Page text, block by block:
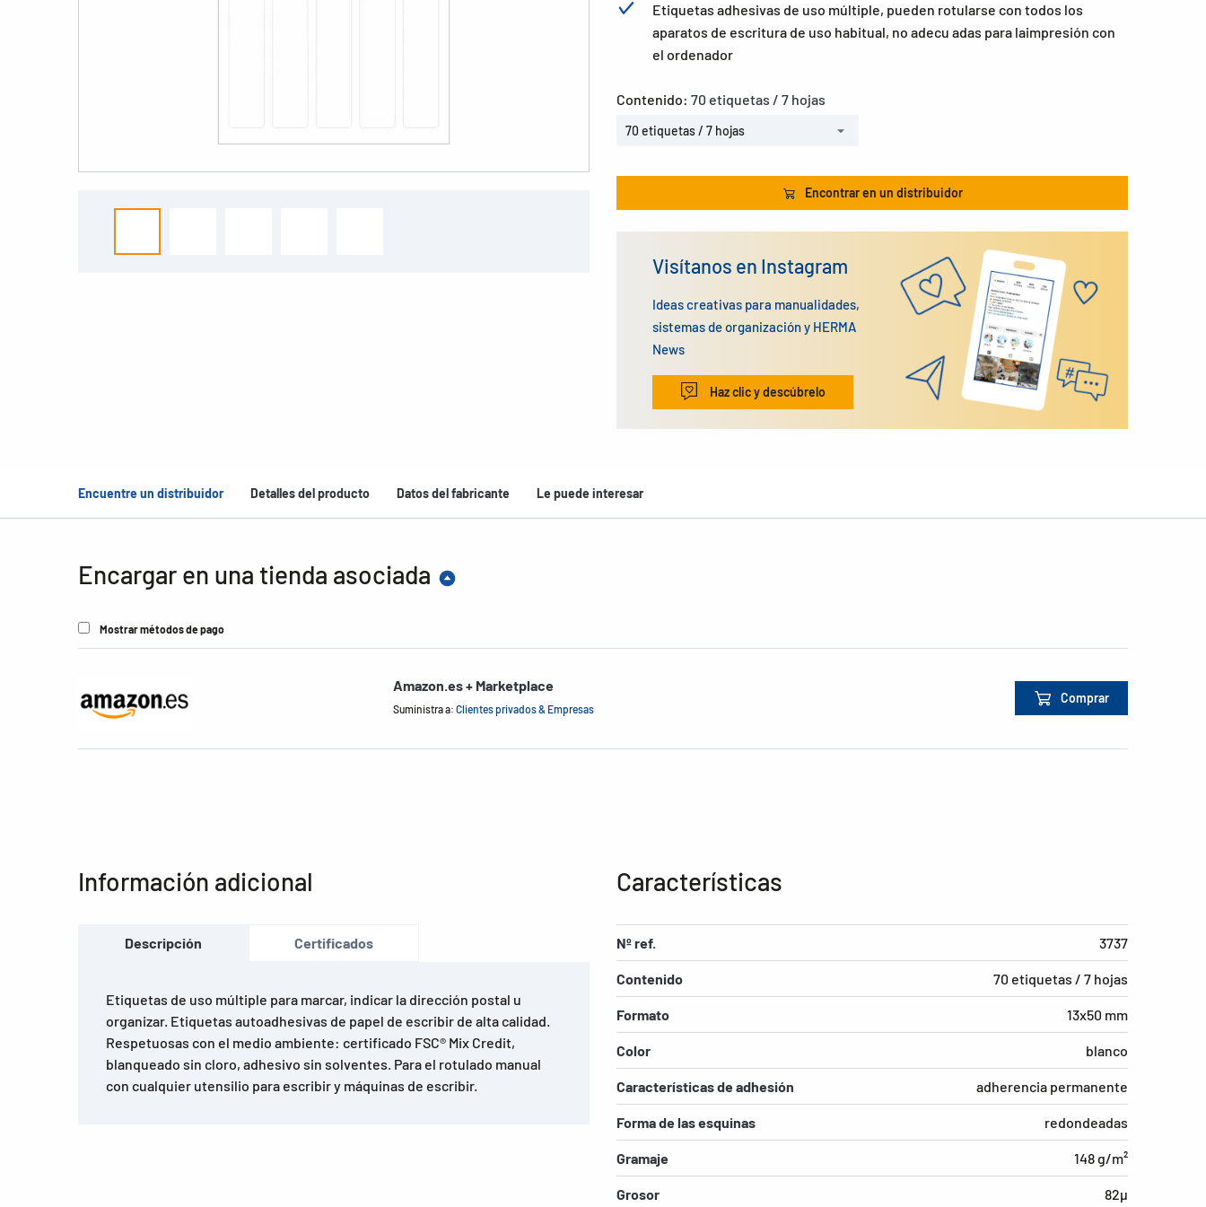
Etiquetas adhesivas de uso múltiple, pueden rotularse con todos los
aparatos de escritura de uso habitual, no adecu adas para laimpresión con
el ordenador
Contenido: 70 etiquetas / 7 hojas
70 etiquetas / 7 hojas
Encontrar en un distribuidor
Visítanos en Instagram
Ideas creativas para manualidades,
sistemas de organización y HERMA
News
Haz clic y descúbrelo
Encuentre un distribuidor Detalles del producto Datos del fabricante Le puede interesar
Encargar en una tienda asociada
Mostrar métodos de pago
Amazon.es + Marketplace
Suministra a: Clientes privados & Empresas
Comprar
Información adicional
Descripción Certificados
Etiquetas de uso múltiple para marcar, indicar la dirección postal u
organizar. Etiquetas autoadhesivas de papel de escribir de alta calidad.
Respetuosas con el medio ambiente: certificado FSC® Mix Credit,
blanqueado sin cloro, adhesivo sin solventes. Para el rotulado manual
con cualquier utensilio para escribir y máquinas de escribir.
Características
Nº ref. 3737
Contenido 70 etiquetas / 7 hojas
Formato 13x50 mm
Color blanco
Características de adhesión adherencia permanente
Forma de las esquinas redondeadas
Gramaje 148 g/m²
Grosor 82µ